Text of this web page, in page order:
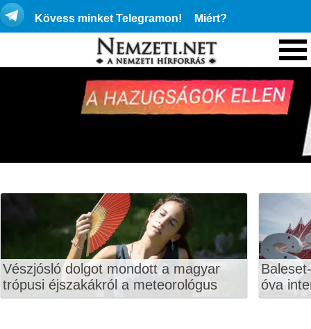
Kövess minket Telegramon! Miért?
Vészjósló dolgot mondott a magyar
trópusi éjszakákról a meteorológus
óva